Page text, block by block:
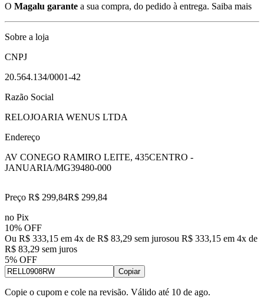
O Magalu garante a sua compra, do pedido à entrega. Saiba mais
Sobre a loja
CNPJ
20.564.134/0001-42
Razão Social
RELOJOARIA WENUS LTDA
Endereço
AV CONEGO RAMIRO LEITE, 435CENTRO -
JANUARIA/MG39480-000
Preço R$ 299,84R$ 299,84
no Pix
10% OFF
Ou R$ 333,15 em 4x de R$ 83,29 sem jurosou R$ 333,15 em 4x de
R$ 83,29 sem juros
5% OFF
Copiar
Copie o cupom e cole na revisão. Válido até 10 de ago.